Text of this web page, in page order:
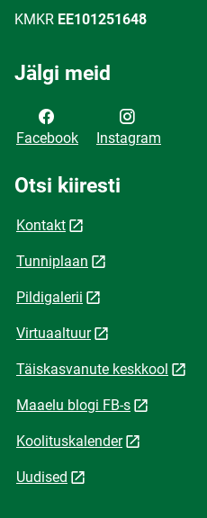
KMKR EE101251648
Jälgi meid
Facebook Instagram
Otsi kiiresti
Kontakt
Tunniplaan
Pildigalerii
Virtuaaltuur
Täiskasvanute keskkool
Maaelu blogi FB-s
Koolituskalender
Uudised